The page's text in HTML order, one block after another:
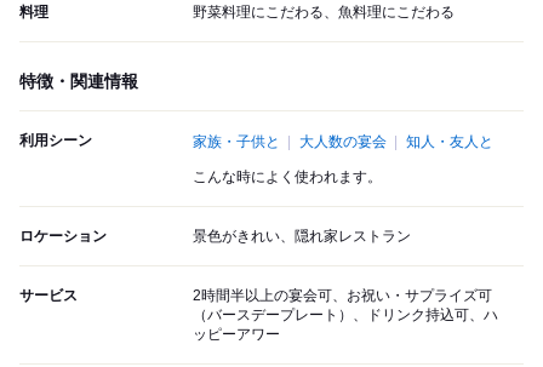
料理 野菜料理にこだわる、魚料理にこだわる
特徴・関連情報
利用シーン 家族・子供と 大人数の宴会 知人・友人と
こんな時によく使われます。
ロケーション 景色がきれい、隠れ家レストラン
サービス
2時間半以上の宴会可、お祝い・サプライズ可
（バースデープレート）、ドリンク持込可、ハ
ッピーアワー